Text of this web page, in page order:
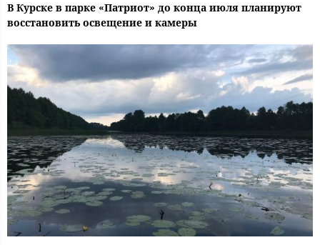
В Курске в парке «Патриот» до конца июля планируют
восстановить освещение и камеры